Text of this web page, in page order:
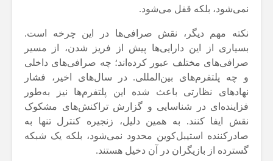
نمی‌شود، بلکه قفل می‌شود.
نکته مهم دیگر، نقش صرافی‌ها در این چرخه است.
بسیاری از این دارایی‌ها پیش از فریز شدن، از مسیر
صرافی‌های مختلف عبور کرده‌اند؛ چه صرافی‌های داخلی
و چه پلتفرم‌های بین‌المللی. در سال‌های اخیر، فشار
نهادهای نظارتی باعث شده این پلتفرم‌ها نیز به‌طور
فزاینده‌ای در شناسایی و گزارش تراکنش‌های مشکوک
نقش ایفا کنند. به همین دلیل، زنجیره کنترل تنها به
صادرکننده استیبل‌کوین محدود نمی‌شود، بلکه یک شبکه
گسترده از بازیگران در آن دخیل هستند.